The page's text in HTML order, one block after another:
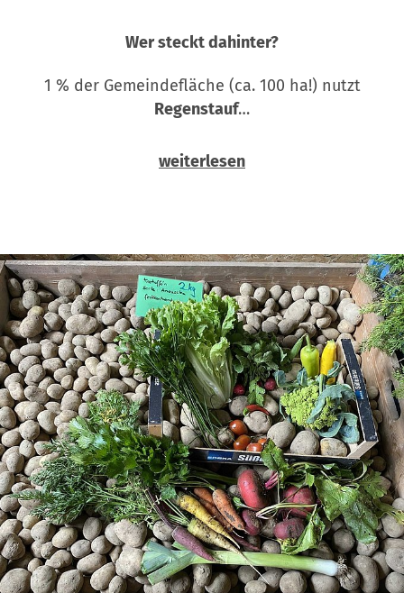
Wer steckt dahinter?
1 % der Gemeindefläche (ca. 100 ha!) nutzt
Regenstauf…
weiterlesen